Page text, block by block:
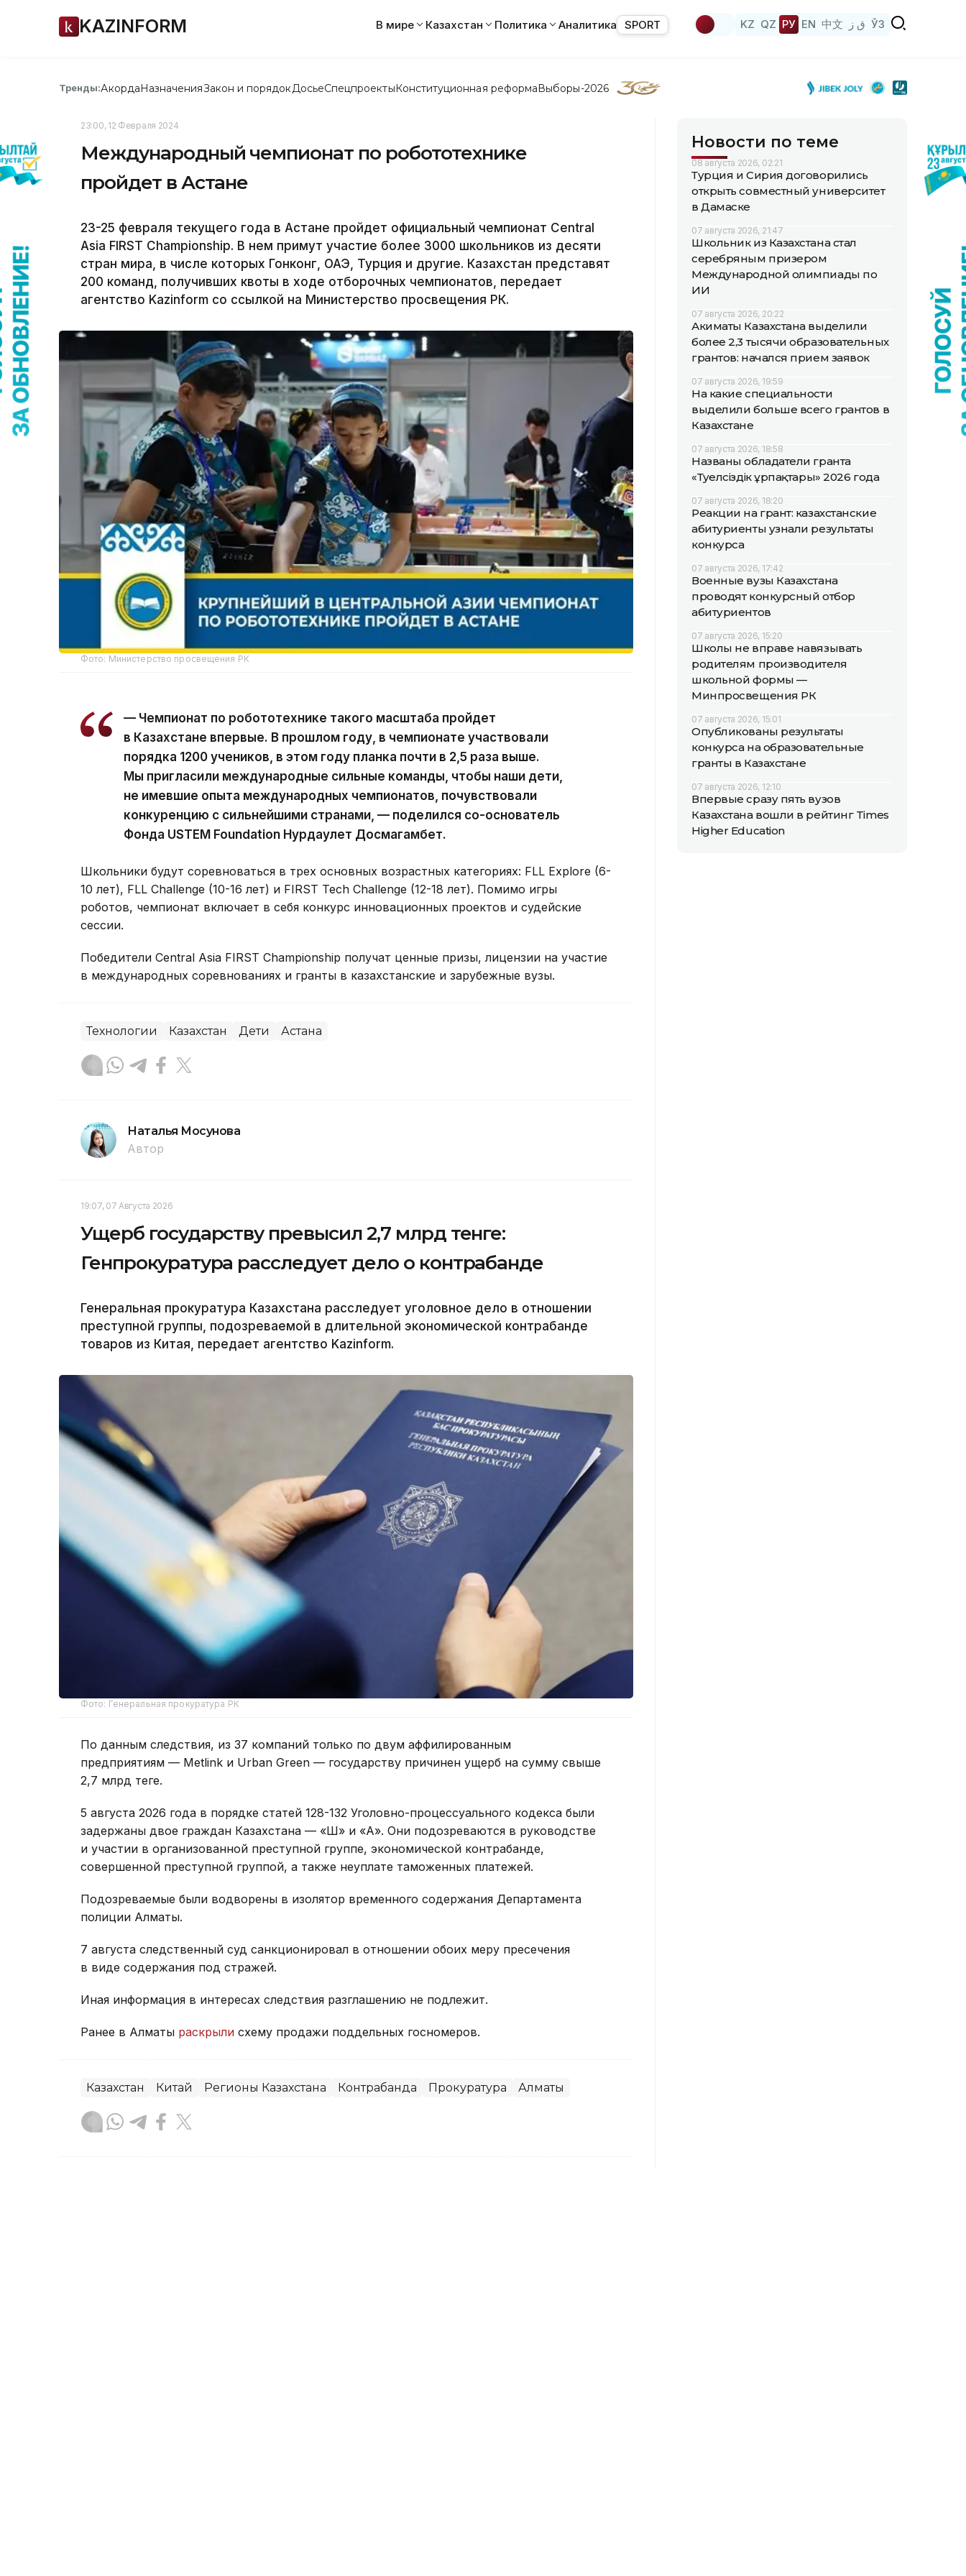
KAZINFORM В мире Казахстан Политика Аналитика SPORT KZ QZ РУ EN 中文 ق ز ЎЗ
Тренды:АкордаНазначенияЗакон и порядок ДосьеСпецпроектыКонституционная реформаВыборы-2026
23:00, 12 Февраля 2024
Международный чемпионат по робототехнике
пройдет в Астане
23-25 февраля текущего года в Астане пройдет официальный чемпионат Central
Asia FIRST Championship. В нем примут участие более 3000 школьников из десяти
стран мира, в числе которых Гонконг, ОАЭ, Турция и другие. Казахстан представят
200 команд, получивших квоты в ходе отборочных чемпионатов, передает
агентство Kazinform со ссылкой на Министерство просвещения РК.
Фото: Министерство просвещения РК
— Чемпионат по робототехнике такого масштаба пройдет
в Казахстане впервые. В прошлом году, в чемпионате участвовали
порядка 1200 учеников, в этом году планка почти в 2,5 раза выше.
Мы пригласили международные сильные команды, чтобы наши дети,
не имевшие опыта международных чемпионатов, почувствовали
конкуренцию с сильнейшими странами, — поделился со-основатель
Фонда USTEM Foundation Нурдаулет Досмагамбет.
Школьники будут соревноваться в трех основных возрастных категориях: FLL Explore (6-
10 лет), FLL Challenge (10-16 лет) и FIRST Tech Challenge (12-18 лет). Помимо игры
роботов, чемпионат включает в себя конкурс инновационных проектов и судейские
сессии.
Победители Central Asia FIRST Championship получат ценные призы, лицензии на участие
в международных соревнованиях и гранты в казахстанские и зарубежные вузы.
Технологии Казахстан Дети Астана
Наталья Мосунова
Автор
19:07, 07 Августа 2026
Ущерб государству превысил 2,7 млрд тенге:
Генпрокуратура расследует дело о контрабанде
Генеральная прокуратура Казахстана расследует уголовное дело в отношении
преступной группы, подозреваемой в длительной экономической контрабанде
товаров из Китая, передает агентство Kazinform.
Фото: Генеральная прокуратура РК
По данным следствия, из 37 компаний только по двум аффилированным
предприятиям — Metlink и Urban Green — государству причинен ущерб на сумму свыше
2,7 млрд теңге.
5 августа 2026 года в порядке статей 128-132 Уголовно-процессуального кодекса были
задержаны двое граждан Казахстана — «Ш» и «А». Они подозреваются в руководстве
и участии в организованной преступной группе, экономической контрабанде,
совершенной преступной группой, а также неуплате таможенных платежей.
Подозреваемые были водворены в изолятор временного содержания Департамента
полиции Алматы.
7 августа следственный суд санкционировал в отношении обоих меру пресечения
в виде содержания под стражей.
Иная информация в интересах следствия разглашению не подлежит.
Ранее в Алматы раскрыли схему продажи поддельных госномеров.
Казахстан Китай Регионы Казахстана Контрабанда Прокуратура Алматы
Новости по теме
08 августа 2026, 02:21
Турция и Сирия договорились
открыть совместный университет
в Дамаске
07 августа 2026, 21:47
Школьник из Казахстана стал
серебряным призером
Международной олимпиады по
ИИ
07 августа 2026, 20:22
Акиматы Казахстана выделили
более 2,3 тысячи образовательных
грантов: начался прием заявок
07 августа 2026, 19:59
На какие специальности
выделили больше всего грантов в
Казахстане
07 августа 2026, 18:58
Названы обладатели гранта
«Тәуелсіздік ұрпақтары» 2026 года
07 августа 2026, 18:20
Реакции на грант: казахстанские
абитуриенты узнали результаты
конкурса
07 августа 2026, 17:42
Военные вузы Казахстана
проводят конкурсный отбор
абитуриентов
07 августа 2026, 15:20
Школы не вправе навязывать
родителям производителя
школьной формы —
Минпросвещения РК
07 августа 2026, 15:01
Опубликованы результаты
конкурса на образовательные
гранты в Казахстане
07 августа 2026, 12:10
Впервые сразу пять вузов
Казахстана вошли в рейтинг Times
Higher Education